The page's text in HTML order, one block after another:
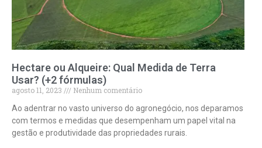
Hectare ou Alqueire: Qual Medida de Terra
Usar? (+2 fórmulas)
agosto 11, 2023
Nenhum comentário
Ao adentrar no vasto universo do agronegócio, nos deparamos
com termos e medidas que desempenham um papel vital na
gestão e produtividade das propriedades rurais.